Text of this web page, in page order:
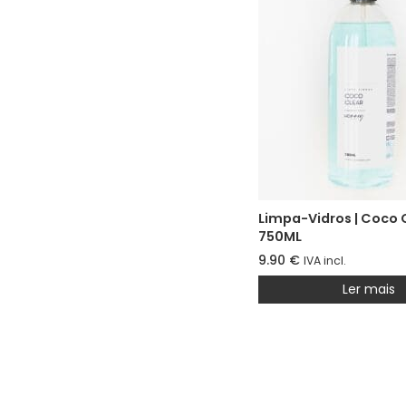
Limpa-Vidros | Coco
750ML
9.90 € IVA incl.
Ler mais